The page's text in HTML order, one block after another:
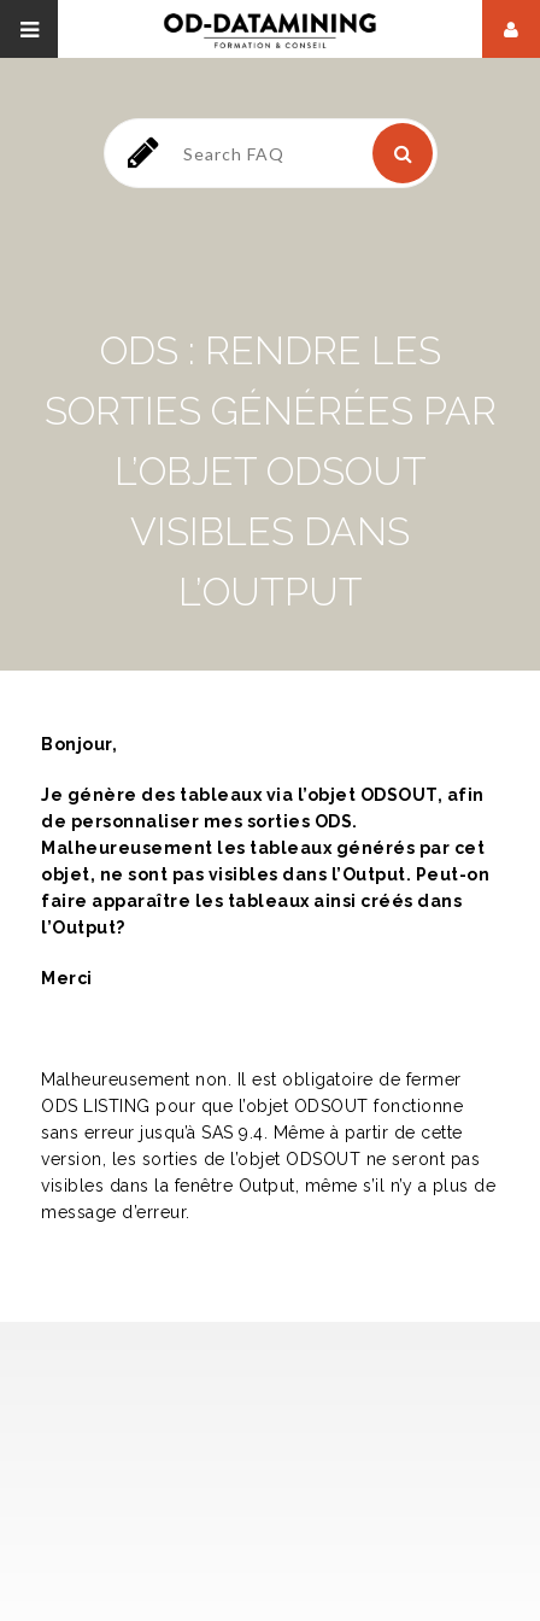
ODS : RENDRE LES
SORTIES GÉNÉRÉES PAR
L’OBJET ODSOUT
VISIBLES DANS
L’OUTPUT
Bonjour,
Je génère des tableaux via l’objet ODSOUT, afin
de personnaliser mes sorties ODS.
Malheureusement les tableaux générés par cet
objet, ne sont pas visibles dans l’Output. Peut-on
faire apparaître les tableaux ainsi créés dans
l’Output?
Merci
Malheureusement non. Il est obligatoire de fermer
ODS LISTING pour que l’objet ODSOUT fonctionne
sans erreur jusqu’à SAS 9.4. Même à partir de cette
version, les sorties de l’objet ODSOUT ne seront pas
visibles dans la fenêtre Output, même s’il n’y a plus de
message d’erreur.